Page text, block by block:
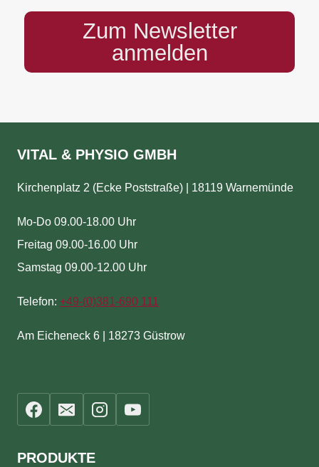
Zum Newsletter
anmelden
VITAL & PHYSIO GMBH
Kirchenplatz 2 (Ecke Poststraße) | 18119 Warnemünde
Mo-Do 09.00-18.00 Uhr
Freitag 09.00-16.00 Uhr
Samstag 09.00-12.00 Uhr
Telefon: +49-(0)381-690 111
Am Eicheneck 6 | 18273 Güstrow
PRODUKTE